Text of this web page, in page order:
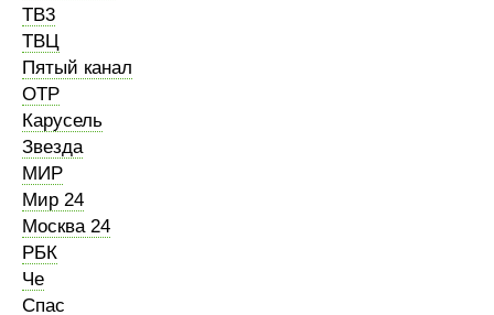
ТВ3
ТВЦ
Пятый канал
ОТР
Карусель
Звезда
МИР
Мир 24
Москва 24
РБК
Че
Спас